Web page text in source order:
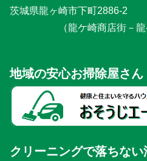
茨城県龍ヶ崎市下町2886-2
（龍ケ崎商店街－
地域の安心お掃除屋さん
クリーニングで落ちな